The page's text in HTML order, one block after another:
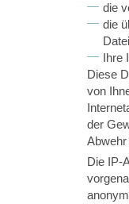
die
die
Ihre
Diese
von
der
Abwehr
Die IP-